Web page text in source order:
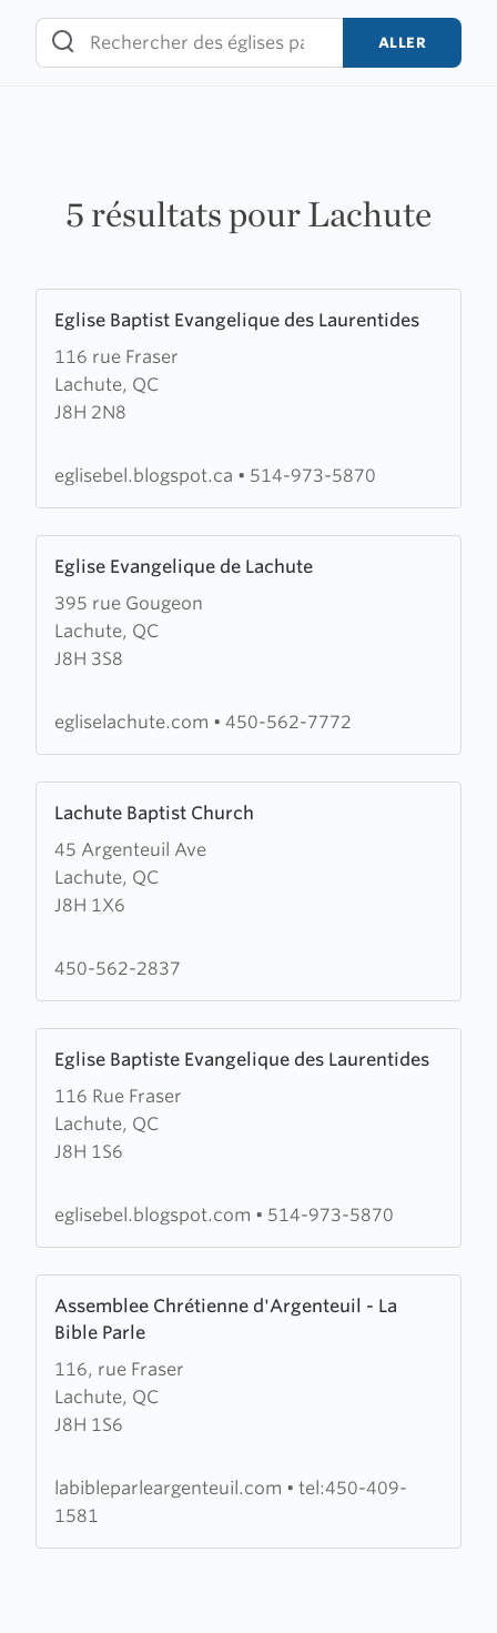
content
ALLER
5 résultats pour Lachute
Eglise Baptist Evangelique des Laurentides
116 rue Fraser
Lachute, QC
J8H 2N8
more
about
Eglise
Baptist
deseglisebel.blogspot.ca • 514-973-5870
Eglise Evangelique de Lachute
395 rue Gougeon
Lachute, QC
J8H 3S8
more
about
Eglise
Evangelique
Lachute
egliselachute.com • 450-562-7772
Lachute Baptist Church
45 Argenteuil Ave
Lachute, QC
J8H 1X6
more
about
Lachute
Baptist
450-562-2837
Eglise Baptiste Evangelique des Laurentides
116 Rue Fraser
Lachute, QC
J8H 1S6
more
about
Eglise
Baptiste
deseglisebel.blogspot.com • 514-973-5870
Assemblee Chrétienne d'Argenteuil - La
Bible Parle
116, rue Fraser
Lachute, QC
J8H 1S6
more
about
Assemblee
Chrétienne
d'Argenteuil
Bible
labibleparleargenteuil.com • tel:450-409-
1581